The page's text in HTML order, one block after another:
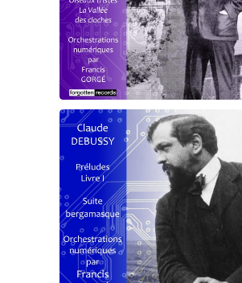
Debussy - Schmitt - Ravel
orchestrations numériques par
Francis Gorgé